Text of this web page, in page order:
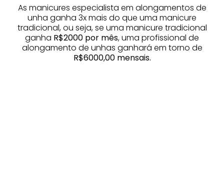
As manicures especialista em alongamentos de
unha ganha 3x mais do que uma manicure
tradicional, ou seja, se uma manicure tradicional
ganha R$2000 por mês, uma profissional de
alongamento de unhas ganhará em torno de
R$6000,00 mensais.